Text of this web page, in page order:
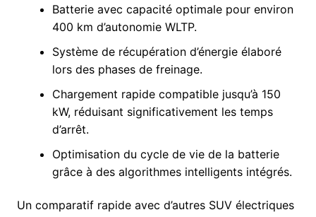
Batterie avec capacité optimale pour environ
400 km d’autonomie WLTP.
Système de récupération d’énergie élaboré
lors des phases de freinage.
Chargement rapide compatible jusqu’à 150
kW, réduisant significativement les temps
d’arrêt.
Optimisation du cycle de vie de la batterie
grâce à des algorithmes intelligents intégrés.
Un comparatif rapide avec d’autres SUV électriques